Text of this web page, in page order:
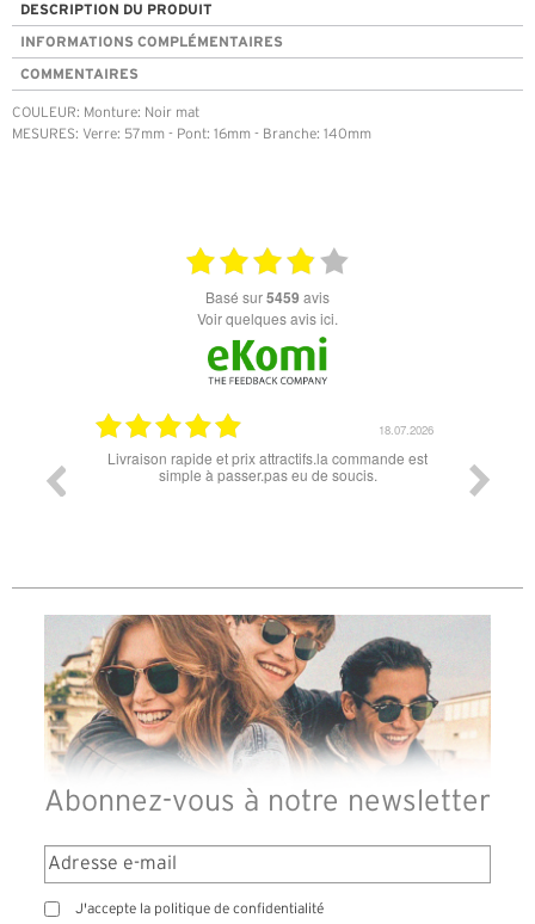
DESCRIPTION DU PRODUIT
INFORMATIONS COMPLÉMENTAIRES
COMMENTAIRES
COULEUR: Monture: Noir mat
MESURES: Verre: 57mm - Pont: 16mm - Branche: 140mm
basé sur5459 avis
Voir quelques avis ici.
06.07.2026
Super lunette merci pour les lunettes pour l'éclipse
Abonnez-vous à notre newsletter
J'accepte la politique de confidentialité